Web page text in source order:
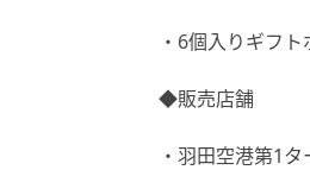
・6個入りギフ
◆販売店舗
・羽田空港第1